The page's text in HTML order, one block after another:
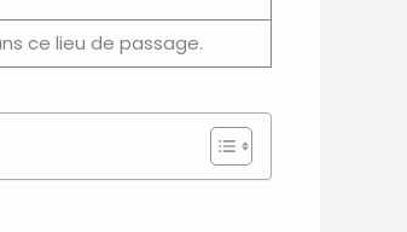
ce lieu de passage.